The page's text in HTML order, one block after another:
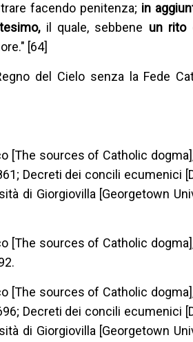
facendo penitenza; in
il quale, sebbene un rito
[64]
del Cielo senza la Fede
[The sources of Catholic
Decreti dei concili ecumenici
di Giorgiovilla [Georgetown
[The sources of Catholic
[The sources of Catholic
Decreti dei concili ecumenici
di Giorgiovilla [Georgetown